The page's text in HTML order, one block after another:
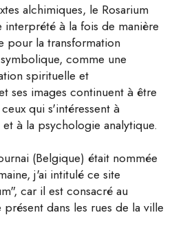
alchimiques, le Rosarium
à la fois de manière
pour la transformation
comme une
spirituelle et
ses images continuent à être
qui s'intéressent à
à la psychologie analytique.
(Belgique) était nommée
j'ai intitulé ce site
car il est consacré au
dans les rues de la ville